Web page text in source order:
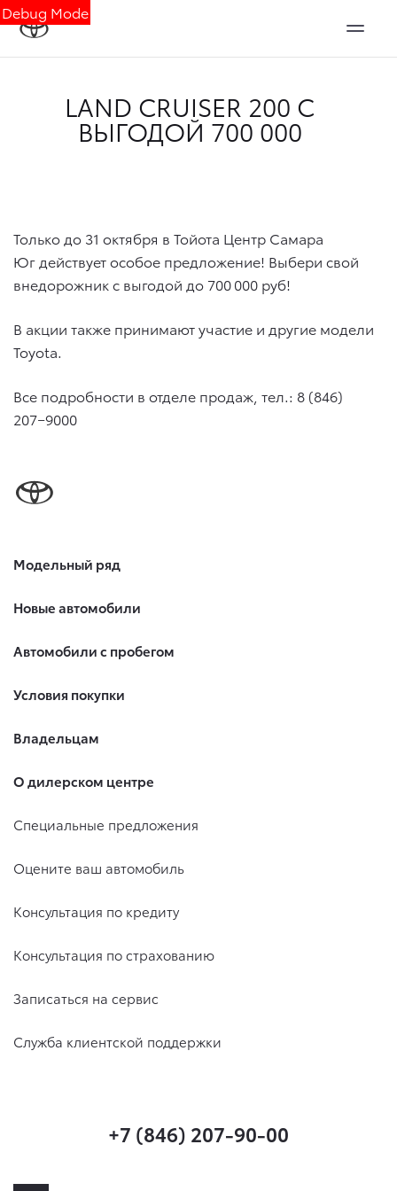
Debug Mode
LAND CRUISER 200 С
ВЫГОДОЙ 700 000
Только до 31 октября в Тойота Центр Самара
Юг действует особое предложение! Выбери свой
внедорожник с выгодой до 700 000 руб!
В акции также принимают участие и другие модели
Toyota.
Все подробности в отделе продаж, тел.: 8 (846)
207−9000
Модельный ряд
Новые автомобили
Автомобили с пробегом
Условия покупки
Владельцам
О дилерском центре
Специальные предложения
Оцените ваш автомобиль
Консультация по кредиту
Консультация по страхованию
Записаться на сервис
Служба клиентской поддержки
+7 (846) 207-90-00